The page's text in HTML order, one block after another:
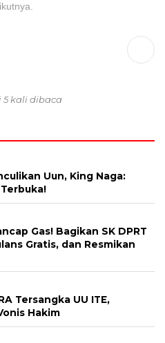
5 kali dibaca
Uun, King Naga:
Gas! Bagikan SK DPRT
Gratis, dan Resmikan
Tersangka UU ITE,
Hakim